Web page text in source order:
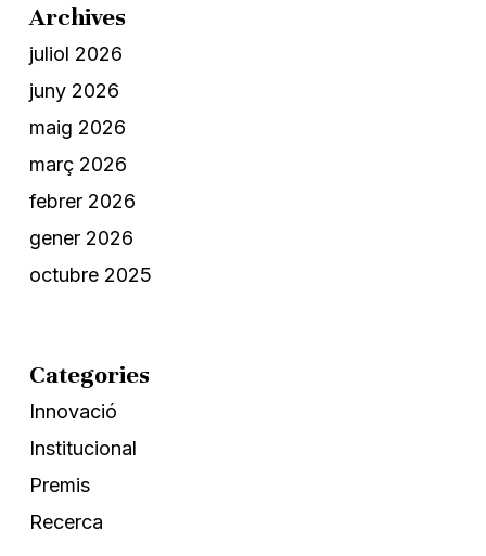
Archives
juliol 2026
juny 2026
maig 2026
març 2026
febrer 2026
gener 2026
octubre 2025
Categories
Innovació
Institucional
Premis
Recerca